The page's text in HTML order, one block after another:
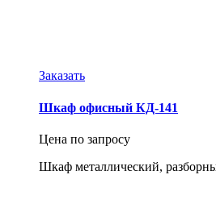
Заказать
Шкаф офисный КД-141
Цена по запросу
Шкаф металлический,